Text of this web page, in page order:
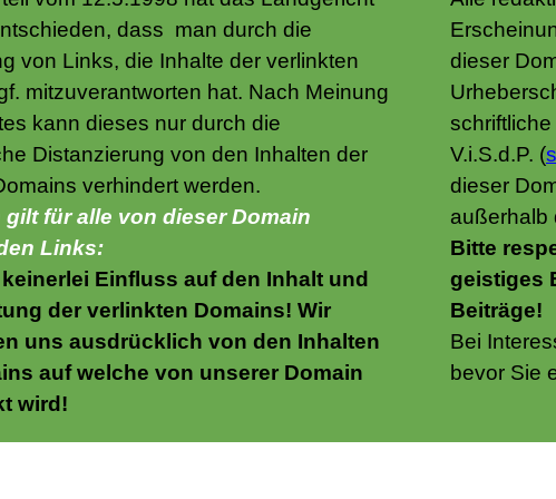
dass man durch die
von Links, die Inhalte der verlinkten
mitzuverantworten hat. Nach Meinung
kann dieses nur durch die
Distanzierung von den Inhalten der
verhindert werden.
gilt für alle von dieser Domain
Links:
Einfluss auf den Inhalt und
der verlinkten Domains! Wir
uns ausdrücklich von den Inhalten
auf welche von unserer Domain
wird!
dieser
V.i.S.d.P. (
dieser
außerhalb
Bitte
geistiges
Beiträge!
Bei
bevor Sie